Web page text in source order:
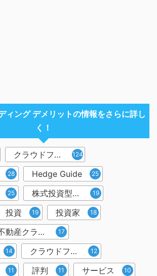
ィング デメリットの情報をさらに詳し
く！
クラウドファンディング 124
28 Hedge Guide 25
25 株式投資型クラウドファンディング 19
投資 19 投資家 18
不動産クラウドファンディング 17
14 クラウドファンディング投資 12
11 評判 11 サービス 10